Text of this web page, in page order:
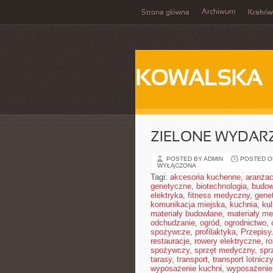
Strona główna Archiwum Kraków
KOWALSKA
ZIELONE
POSTED BY ADMIN POSTED
WYŁĄCZONA
Tagi: akcesoria kuchenne,
genetyczne, biotechnologia,
elektryka, fitness medyczny,
komunikacja miejska, kuchnia,
materiały budowlane, materiały
odchudzanie, ogród, ogrodnictwo,
spożywcze, profilaktyka, Przepisy.
restauracje, rowery elektryczne,
spożywczy, sprzęt medyczny,
tarasy, transport, transport lotniczy
wyposażenie kuchni,